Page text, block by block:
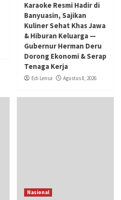
Karaoke Resmi Hadir di
Banyuasin, Sajikan
Kuliner Sehat Khas Jawa
& Hiburan Keluarga —
Gubernur Herman Deru
Dorong Ekonomi & Serap
Tenaga Kerja
Edi Lensa Agustus 8, 2026
Nasional